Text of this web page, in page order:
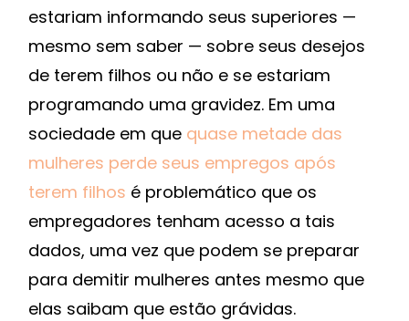
estariam informando seus superiores —
mesmo sem saber — sobre seus desejos
de terem filhos ou não e se estariam
programando uma gravidez. Em uma
sociedade em que quase metade das
mulheres perde seus empregos após
terem filhos é problemático que os
empregadores tenham acesso a tais
dados, uma vez que podem se preparar
para demitir mulheres antes mesmo que
elas saibam que estão grávidas.